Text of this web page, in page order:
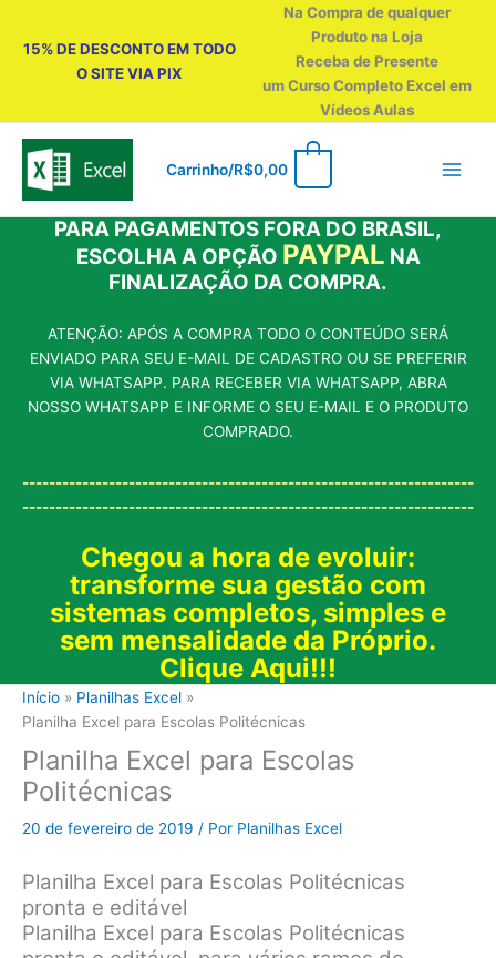
15% DE DESCONTO EM TODO
O SITE VIA PIX
Na Compra de qualquer
Produto na Loja
Receba de Presente
um Curso Completo Excel em
Vídeos Aulas
Carrinho/R$0,00
PARA PAGAMENTOS FORA DO BRASIL,
ESCOLHA A OPÇÃO PAYPAL NA
FINALIZAÇÃO DA COMPRA.
ATENÇÃO: APÓS A COMPRA TODO O CONTEÚDO SERÁ
ENVIADO PARA SEU E-MAIL DE CADASTRO OU SE PREFERIR
VIA WHATSAPP. PARA RECEBER VIA WHATSAPP, ABRA
NOSSO WHATSAPP E INFORME O SEU E-MAIL E O PRODUTO
COMPRADO.
--------------------------------------------------------------------
--------------------------------------------------------------------
Chegou a hora de evoluir:
transforme sua gestão com
sistemas completos, simples e
sem mensalidade da Próprio.
Clique Aqui!!!
Início
Planilhas Excel
Planilha Excel para Escolas Politécnicas
Planilha Excel para Escolas
Politécnicas
20 de fevereiro de 2019 / Por Planilhas Excel
Planilha Excel para Escolas Politécnicas
pronta e editável
Planilha Excel para Escolas Politécnicas